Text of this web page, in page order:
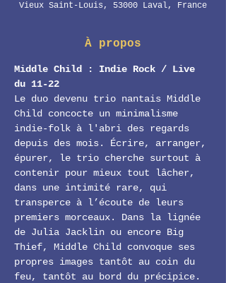
Vieux Saint-Louis, 53000 Laval, France
À propos
Middle Child : Indie Rock / Live
du 11-22
Le duo devenu trio nantais Middle
Child concocte un minimalisme
indie-folk à l'abri des regards
depuis des mois. Écrire, arranger,
épurer, le trio cherche surtout à
contenir pour mieux tout lâcher,
dans une intimité rare, qui
transperce à l’écoute de leurs
premiers morceaux. Dans la lignée
de Julia Jacklin ou encore Big
Thief, Middle Child convoque ses
propres images tantôt au coin du
feu, tantôt au bord du précipice.